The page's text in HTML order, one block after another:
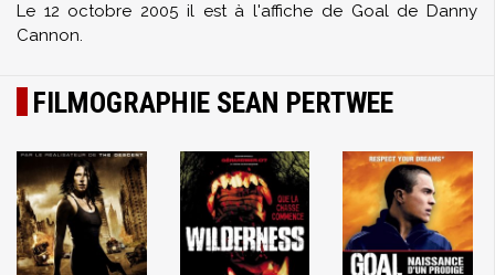
Le 12 octobre 2005 il est à l'affiche de Goal de Danny
Cannon.
FILMOGRAPHIE SEAN PERTWEE